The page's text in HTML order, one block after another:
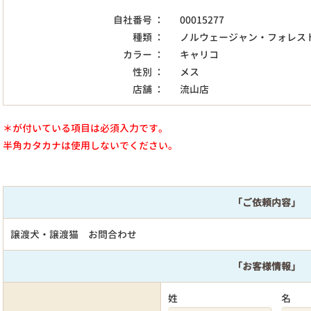
自社番号 ：
00015277
種類 ：
ノルウェージャン・フォレス
カラー ：
キャリコ
性別 ：
メス
店舗 ：
流山店
＊が付いている項目は必須入力です。
半角カタカナは使用しないでください。
「ご依頼内容」
譲渡犬・譲渡猫 お問合わせ
「お客様情報」
姓 名